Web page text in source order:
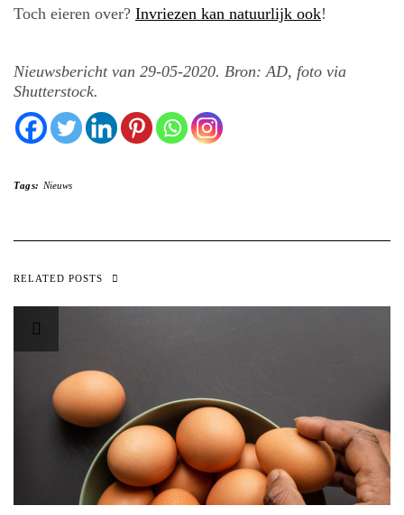
Toch eieren over? Invriezen kan natuurlijk ook!
Nieuwsbericht van 29-05-2020. Bron: AD, foto via
Shutterstock.
Tags: Nieuws
RELATED POSTS